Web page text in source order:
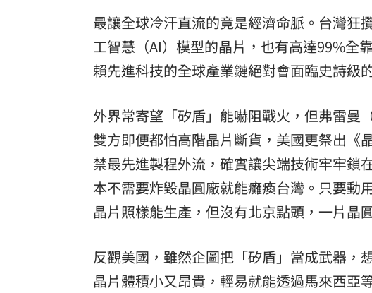
最讓全球冷汗直流的竟是經濟命脈。台灣狂
工智慧（AI）模型的晶片，也有高達99%全
賴先進科技的全球產業鏈絕對會面臨史詩級
外界常寄望「矽盾」能嚇阻戰火，但弗雷曼
雙方即便都怕高階晶片斷貨，美國更祭出《
禁最先進製程外流，確實讓尖端技術牢牢鎖
本不需要炸毀晶圓廠就能癱瘓台灣。只要動
晶片照樣能生產，但沒有北京點頭，一片晶
反觀美國，雖然企圖把「矽盾」當成武器，
晶片體積小又昂貴，輕易就能透過馬來西亞